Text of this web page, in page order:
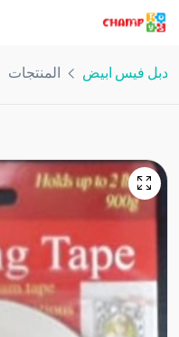
دبل فيس ابيض المنتجات